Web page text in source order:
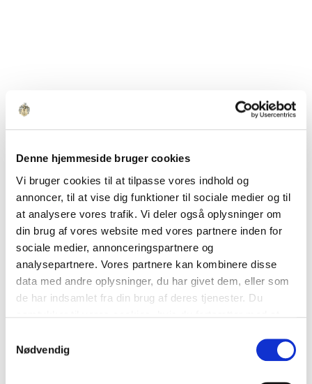
Denne hjemmeside bruger cookies
Vi bruger cookies til at tilpasse vores indhold og
annoncer, til at vise dig funktioner til sociale medier og til
at analysere vores trafik. Vi deler også oplysninger om
din brug af vores website med vores partnere inden for
sociale medier, annonceringspartnere og
analysepartnere. Vores partnere kan kombinere disse
data med andre oplysninger, du har givet dem, eller som
de har indsamlet fra din brug af deres tjenester. Du
Nødvendig